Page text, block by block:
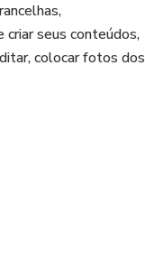
criar seus conteúdos,
colocar fotos dos